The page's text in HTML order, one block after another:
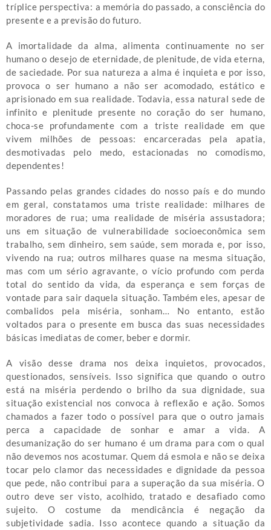
tríplice perspectiva: a memória do passado, a consciência do
presente e a previsão do futuro.
A imortalidade da alma, alimenta continuamente no ser
humano o desejo de eternidade, de plenitude, de vida eterna,
de saciedade. Por sua natureza a alma é inquieta e por isso,
provoca o ser humano a não ser acomodado, estático e
aprisionado em sua realidade. Todavia, essa natural sede de
infinito e plenitude presente no coração do ser humano,
choca-se profundamente com a triste realidade em que
vivem milhões de pessoas: encarceradas pela apatia,
desmotivadas pelo medo, estacionadas no comodismo,
dependentes!
Passando pelas grandes cidades do nosso país e do mundo
em geral, constatamos uma triste realidade: milhares de
moradores de rua; uma realidade de miséria assustadora;
uns em situação de vulnerabilidade socioeconômica sem
trabalho, sem dinheiro, sem saúde, sem morada e, por isso,
vivendo na rua; outros milhares quase na mesma situação,
mas com um sério agravante, o vício profundo com perda
total do sentido da vida, da esperança e sem forças de
vontade para sair daquela situação. Também eles, apesar de
combalidos pela miséria, sonham… No entanto, estão
voltados para o presente em busca das suas necessidades
básicas imediatas de comer, beber e dormir.
A visão desse drama nos deixa inquietos, provocados,
questionados, sensíveis. Isso significa que quando o outro
está na miséria perdendo o brilho da sua dignidade, sua
situação existencial nos convoca à reflexão e ação. Somos
chamados a fazer todo o possível para que o outro jamais
perca a capacidade de sonhar e amar a vida. A
desumanização do ser humano é um drama para com o qual
não devemos nos acostumar. Quem dá esmola e não se deixa
tocar pelo clamor das necessidades e dignidade da pessoa
que pede, não contribui para a superação da sua miséria. O
outro deve ser visto, acolhido, tratado e desafiado como
sujeito. O costume da mendicância é negação da
subjetividade sadia. Isso acontece quando a situação da